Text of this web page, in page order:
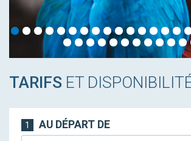
TARIFS ET
1 AU DÉPART DE